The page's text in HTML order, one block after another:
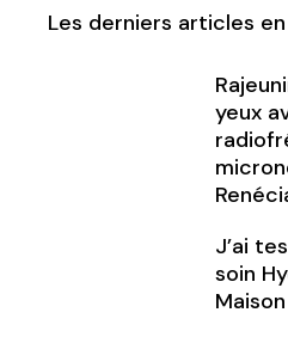
Les derniers articles
yeux
J’ai
soin